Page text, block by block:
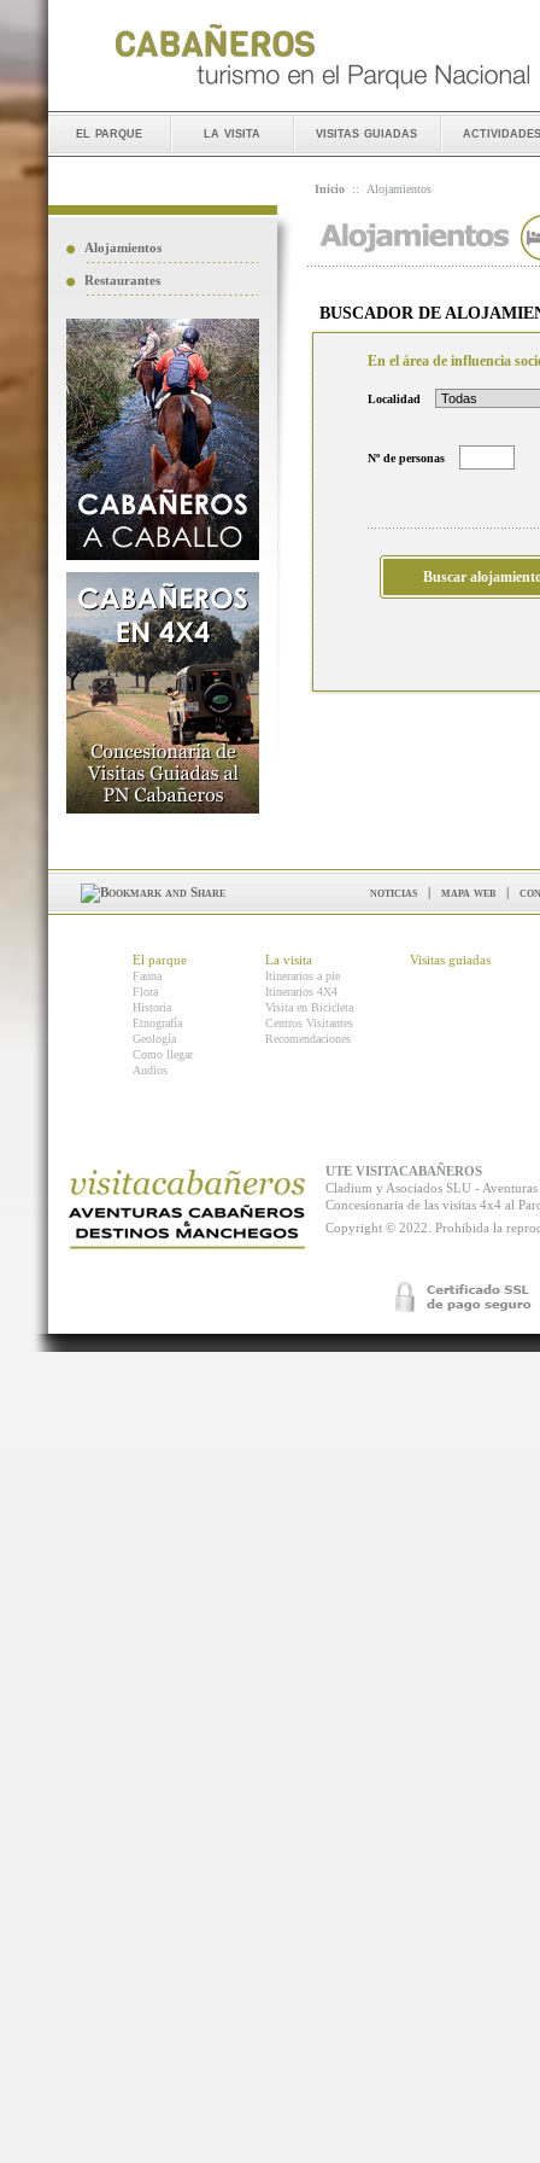
el parque la visita visitas guiadas actividades
Alojamientos
Restaurantes
Inicio :: Alojamientos
BUSCADOR DE
En el área de influencia
Localidad
Nº de personas
noticias | mapa web |
El parque
Fauna
Flora
Historia
Etnografía
Geología
Como llegar
Audios
La visita
Itinerarios a pie
Itinerarios 4X4
Visita en Bicicleta
Centros Visitantes
Recomendaciones
Visitas guiadas
UTE VISITACABAÑEROS
Cladium y Asociados SLU -
Concesionaria de las visitas 4x4 al
Copyright © 2022. Prohibida la